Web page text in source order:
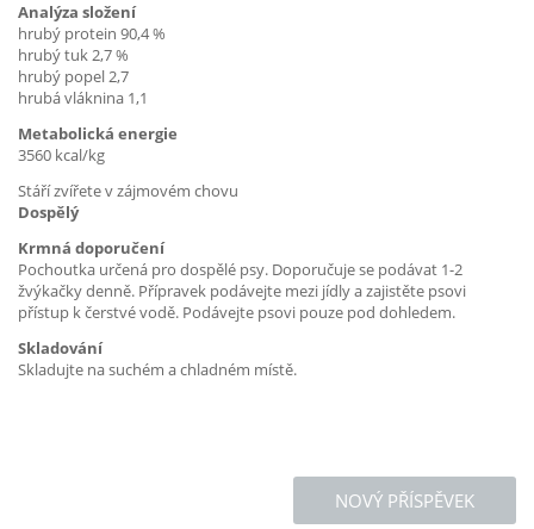
Analýza složení
hrubý protein 90,4 %
hrubý tuk 2,7 %
hrubý popel 2,7
hrubá vláknina 1,1
Metabolická energie
3560 kcal/kg
Stáří zvířete v zájmovém chovu
Dospělý
Krmná doporučení
Pochoutka určená pro dospělé psy. Doporučuje se podávat 1-2
žvýkačky denně. Přípravek podávejte mezi jídly a zajistěte psovi
přístup k čerstvé vodě. Podávejte psovi pouze pod dohledem.
Skladování
Skladujte na suchém a chladném místě.
NOVÝ PŘÍSPĚVEK